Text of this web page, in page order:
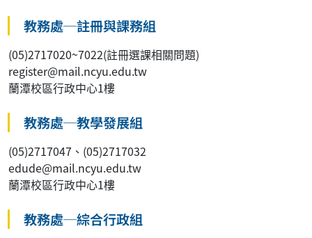
教務處─註冊與課務組
(05)2717020~7022(註冊選課相關問題)
register@mail.ncyu.edu.tw
蘭潭校區行政中心1樓
教務處─教學發展組
(05)2717047、(05)2717032
edude@mail.ncyu.edu.tw
蘭潭校區行政中心1樓
教務處─綜合行政組